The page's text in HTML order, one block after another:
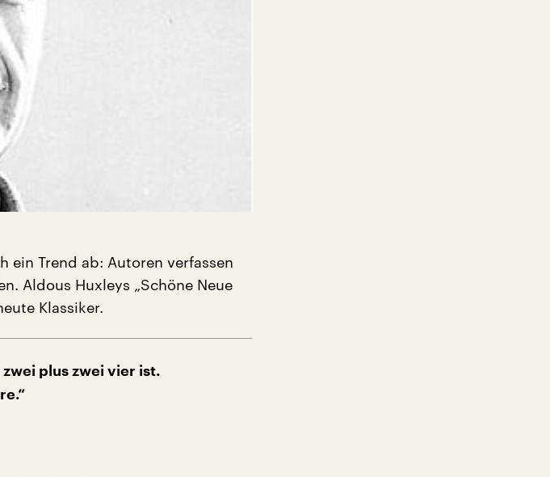
ein Trend ab: Autoren verfassen
Aldous Huxleys „Schöne Neue
Klassiker.
plus zwei vier ist.